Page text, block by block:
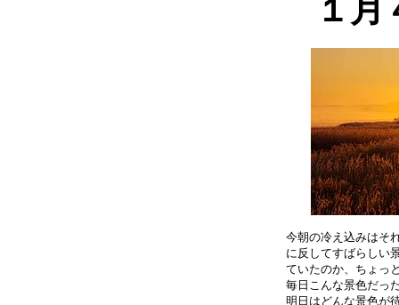
１
今朝の冷え込みはそ
に反してすばらしい
ていたのか、ちょっ
毎日こんな景色だっ